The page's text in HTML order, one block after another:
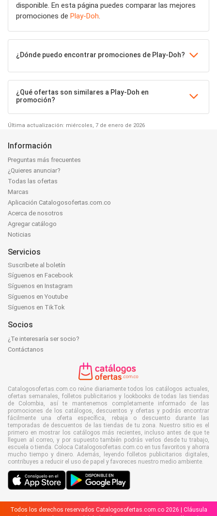
disponible. En esta página puedes comparar las mejores
promociones de Play-Doh
¿Dónde puedo encontrar promociones de Play-Doh?
¿Qué ofertas son similares a Play-Doh en
promoción?
Última actualización: miércoles, 7 de enero de 2026
Información
Preguntas más frecuentes
¿Quieres anunciar?
Todas las ofertas
Marcas
Aplicación Catalogosofertas.com.co
Acerca de nosotros
Agregar catálogo
Noticias
Servicios
Suscríbete al boletín
Síguenos en Facebook
Síguenos en Instagram
Síguenos en Youtube
Síguenos en TikTok
Socios
¿Te interesaría ser socio?
Contáctanos
Catalogosofertas.com.co reúne diariamente todos los catálogos actuales,
ofertas semanales, folletos publicitarios y lookbooks de todas las tiendas
de Colombia, así te mantenemos completamente informado de las
promociones de los catálogos, descuentos y ofertas y podrás encontrar
fácilmente una oferta específica, rebaja o descuento durante las
temporadas de descuentos de las tiendas de tu zona. Nuestro sitio es el
primero en mostrar los catálogos más recientes, incluso antes de que te
lleguen al correo, y por supuesto también podrás verlos desde tu trabajo,
escuela o tienda. Coloca Catalogosofertas.com.co en tus favoritos y ahorra
mucho tiempo y dinero. Además, leyendo folletos publicitarios digitales,
contribuyes a reducir el uso de papel y favoreces nuestro medio ambiente.
Todos los derechos reservados Catalogosofertas.com.co 2026 | Cláusula